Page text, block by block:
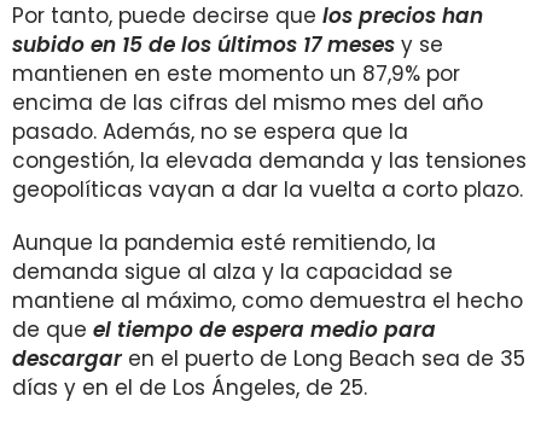
Por tanto, puede decirse que los precios han
subido en 15 de los últimos 17 meses y se
mantienen en este momento un 87,9% por
encima de las cifras del mismo mes del año
pasado. Además, no se espera que la
congestión, la elevada demanda y las tensiones
geopolíticas vayan a dar la vuelta a corto plazo.
Aunque la pandemia esté remitiendo, la
demanda sigue al alza y la capacidad se
mantiene al máximo, como demuestra el hecho
de que el tiempo de espera medio para
descargaren el puerto de Long Beach sea de 35
días y en el de Los Ángeles, de 25.